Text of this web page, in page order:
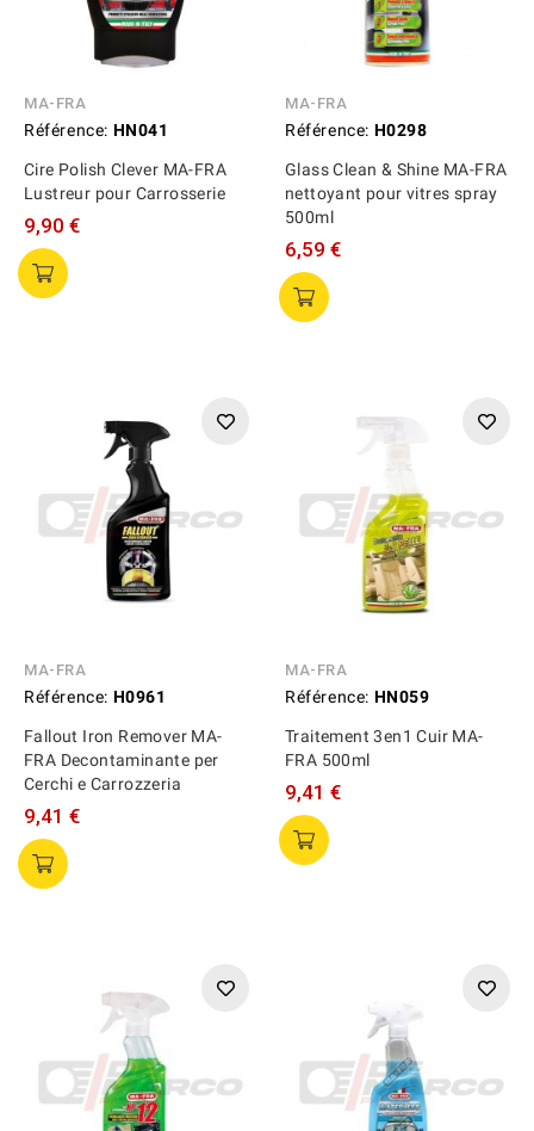
MA-FRA
Référence: HN041
Cire Polish Clever MA-FRA
Lustreur pour Carrosserie
9,90 €
MA-FRA
Référence: H0298
Glass Clean & Shine MA-FRA
nettoyant pour vitres spray
500ml
6,59 €
MA-FRA
Référence: H0961
Fallout Iron Remover MA-
FRA Decontaminante per
Cerchi e Carrozzeria
9,41 €
MA-FRA
Référence: HN059
Traitement 3en1 Cuir MA-
FRA 500ml
9,41 €